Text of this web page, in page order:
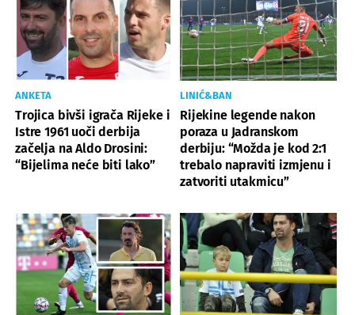
ANKETA
Trojica bivši igrača Rijeke i
Istre 1961 uoči derbija
začelja na Aldo Drosini:
“Bijelima neće biti lako”
LINIĆ&BAN
Rijekine legende nakon
poraza u Jadranskom
derbiju: “Možda je kod 2:1
trebalo napraviti izmjenu i
zatvoriti utakmicu”